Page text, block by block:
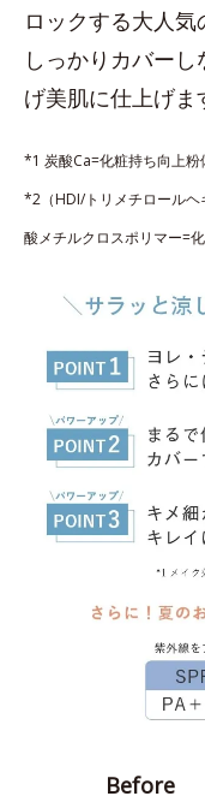
ロックする大人気
しっかりカバー
げ美肌に仕上げま
*1 炭酸Ca=化粧持ち向上粉
*2（HDI/トリメチロールヘ
酸メチルクロスポリマー=
Before